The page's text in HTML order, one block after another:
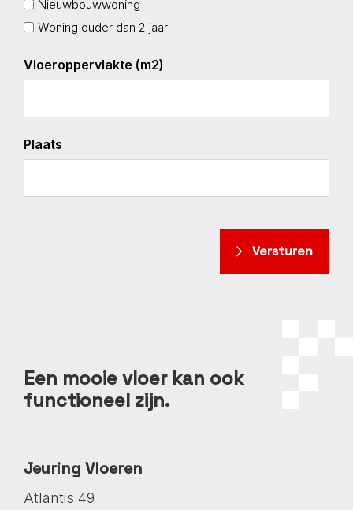
Nieuwbouwwoning
Woning ouder dan 2 jaar
Vloeroppervlakte (m2)
Plaats
Een mooie vloer kan ook
functioneel zijn.
Jeuring Vloeren
Atlantis 49